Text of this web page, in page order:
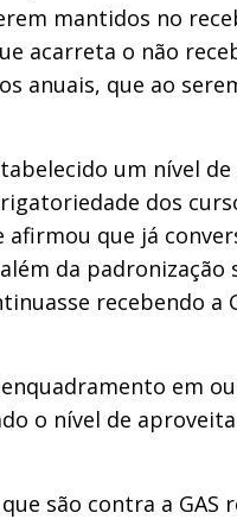
mantidos no
acarreta o não
anuais, que ao
um nível
dos
que já
da
recebendo a
em
o nível de
são contra a GAS